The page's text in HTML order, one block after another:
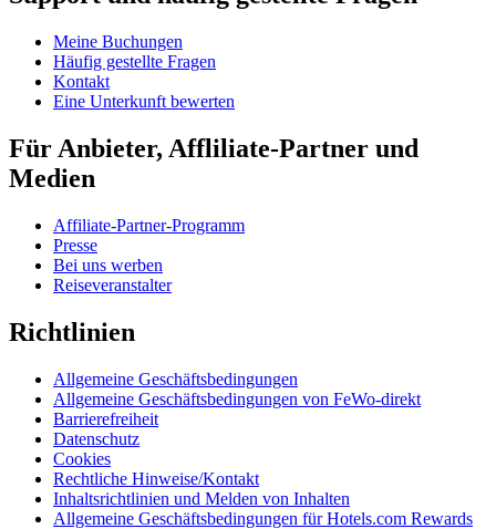
Meine Buchungen
Häufig gestellte Fragen
Kontakt
Eine Unterkunft bewerten
Für Anbieter, Affliliate-Partner und
Medien
Affiliate-Partner-Programm
Presse
Bei uns werben
Reiseveranstalter
Richtlinien
Allgemeine Geschäftsbedingungen
Allgemeine Geschäftsbedingungen von FeWo-direkt
Barrierefreiheit
Datenschutz
Cookies
Rechtliche Hinweise/Kontakt
Inhaltsrichtlinien und Melden von Inhalten
Allgemeine Geschäftsbedingungen für Hotels.com Rewards